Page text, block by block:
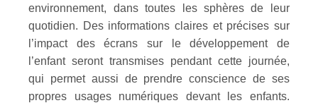
environnement, dans toutes les sphères de leur
quotidien. Des informations claires et précises sur
l’impact des écrans sur le développement de
l’enfant seront transmises pendant cette journée,
qui permet aussi de prendre conscience de ses
propres usages numériques devant les enfants.